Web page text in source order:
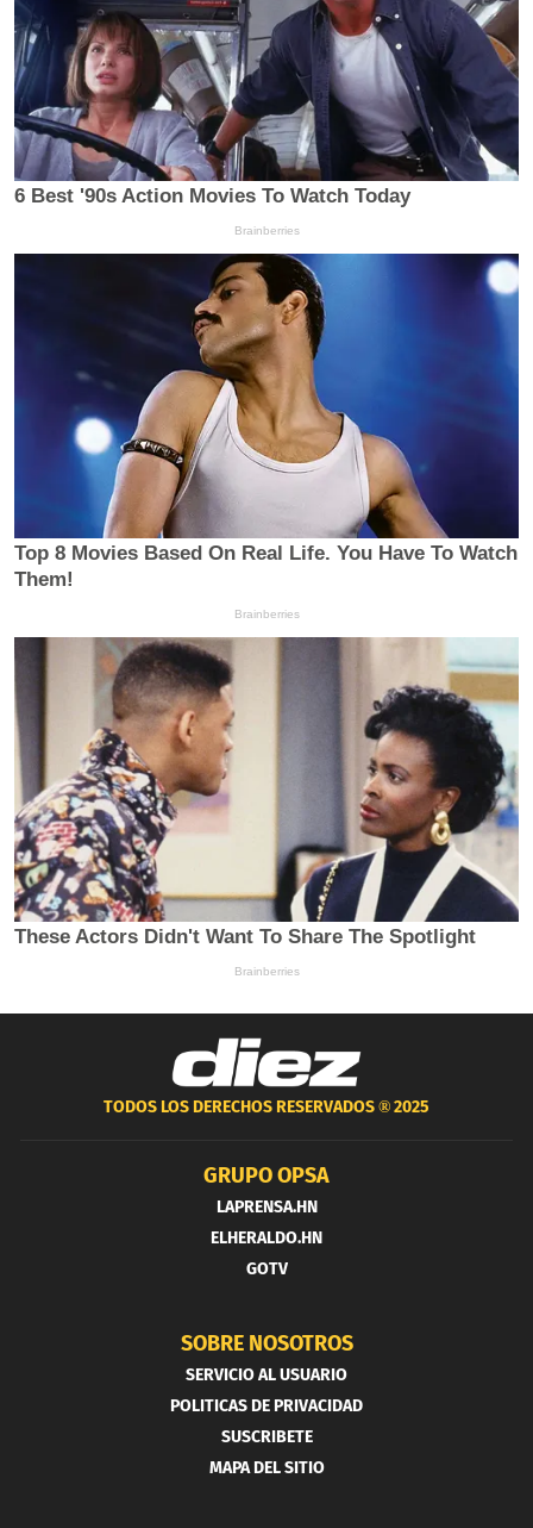
TODOS LOS DERECHOS RESERVADOS ®2025
GRUPO OPSA
LAPRENSA.HN
ELHERALDO.HN
GOTV
SOBRE NOSOTROS
SERVICIO AL USUARIO
POLITICAS DE PRIVACIDAD
SUSCRIBETE
MAPA DEL SITIO